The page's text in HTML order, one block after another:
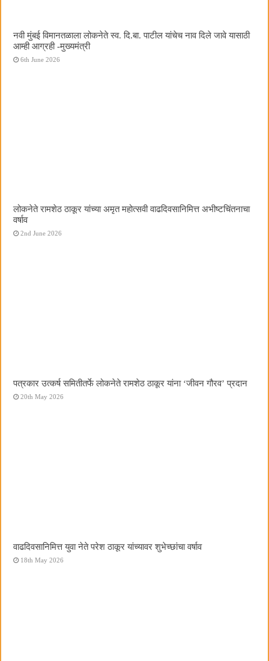
नवी मुंबई विमानतळाला लोकनेते स्व. दि.बा. पाटील यांचेच नाव दिले जावे यासाठी
आम्ही आग्रही -मुख्यमंत्री
6th June 2026
लोकनेते रामशेठ ठाकूर यांच्या अमृत महोत्सवी वाढदिवसानिमित्त अभीष्टचिंतनाचा
वर्षाव
2nd June 2026
पत्रकार उत्कर्ष समितीतर्फे लोकनेते रामशेठ ठाकूर यांना ‌‘जीवन गौरव‌’ प्रदान
20th May 2026
वाढदिवसानिमित्त युवा नेते परेश ठाकूर यांच्यावर शुभेच्छांचा वर्षाव
18th May 2026